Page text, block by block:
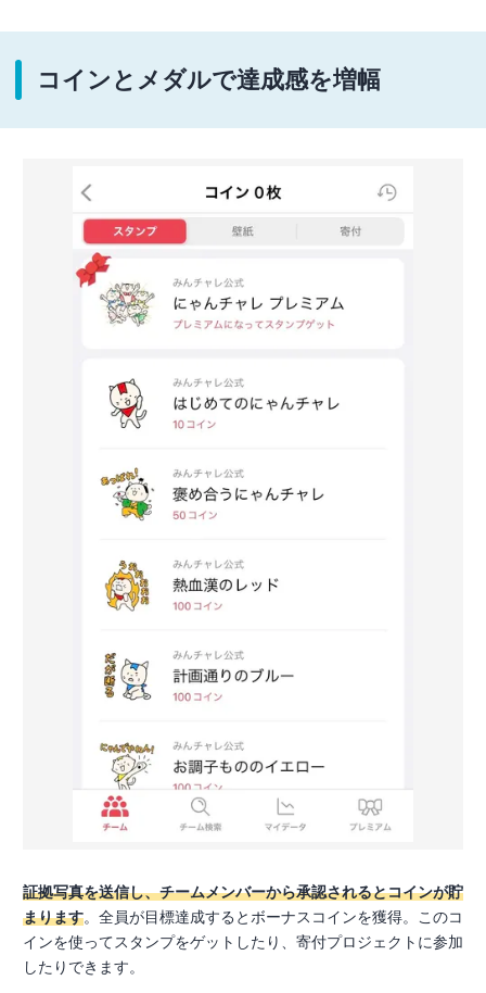
コインとメダルで達成感を増幅
証拠写真を送信し、チームメンバーから承認されるとコインが貯
まります。全員が目標達成するとボーナスコインを獲得。このコ
インを使ってスタンプをゲットしたり、寄付プロジェクトに参加
したりできます。